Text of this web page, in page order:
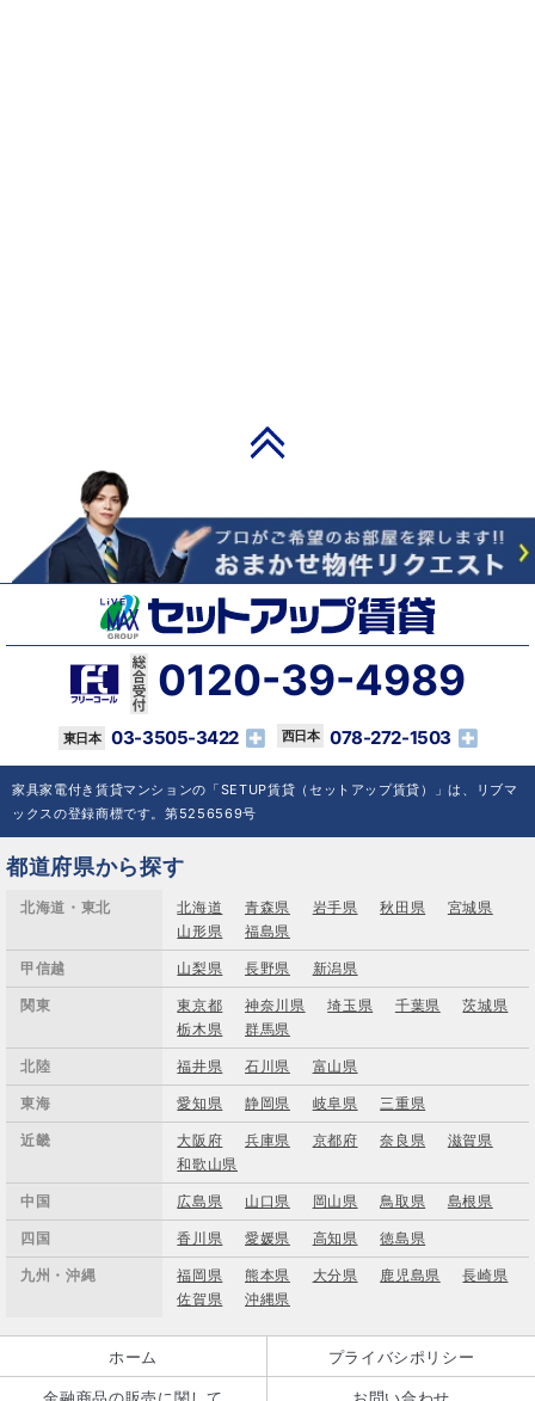
0120-39-4989
03-3505-3422 078-272-1503
家具家電付き賃貸マンションの「SETUP賃貸（セットアップ賃貸）」は、リブマ
ックスの登録商標です。第5256569号
都道府県から探す
北海道・東北 北海道 青森県 岩手県 秋田県
宮城県
山形県
福島県
甲信越 山梨県 長野県 新潟県
関東 東京都 神奈川県 埼玉県 千葉県
茨城県
栃木県
群馬県
北陸 福井県 石川県 富山県
東海 愛知県 静岡県 岐阜県 三重県
近畿 大阪府 兵庫県 京都府 奈良県
滋賀県
和歌山県
中国 広島県 山口県 岡山県 鳥取県 島根県
四国 香川県 愛媛県 高知県 徳島県
九州・沖縄 福岡県 熊本県 大分県 鹿児島県
長崎県
佐賀県
沖縄県
ホーム プライバシポリシー